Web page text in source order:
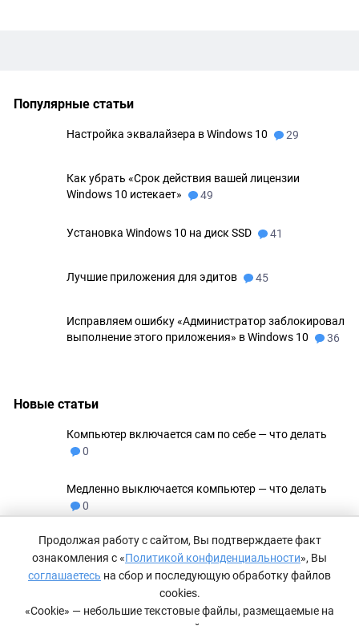
Популярные статьи
Настройка эквалайзера в Windows 10 29
Как убрать «Срок действия вашей лицензии
Windows 10 истекает»
49
Установка Windows 10 на диск SSD 41
Лучшие приложения для эдитов 45
Исправляем ошибку «Администратор заблокировал
выполнение этого приложения» в Windows 10
36
Новые статьи
Компьютер включается сам по себе — что делать
0
Медленно выключается компьютер — что делать
0
Не удаляются файлы с флешки 0
Как сделать невидимую папку в Windows 11
Продолжая работу с сайтом, Вы подтверждаете факт
ознакомления с «Политикой конфиденциальности», Вы
соглашаетесь на сбор и последующую обработку файлов
cookies.
«Cookie» — небольшие текстовые файлы, размещаемые на